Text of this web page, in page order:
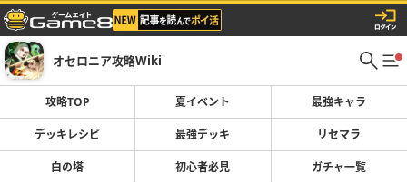
オセロニア攻略Wiki
攻略TOP 夏イベント 最強キャラ
デッキレシピ 最強デッキ リセマラ
白の塔 初心者必見 ガチャ一覧